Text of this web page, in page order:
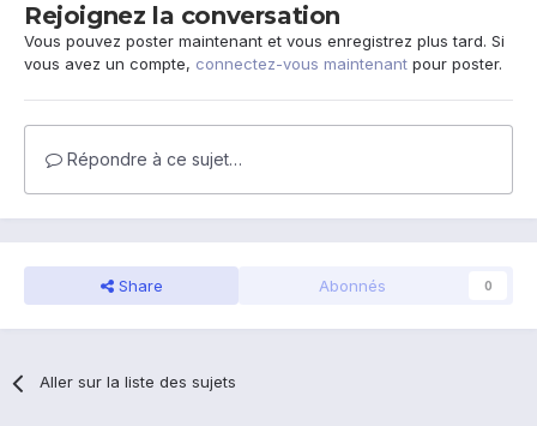
Rejoignez la conversation
Vous pouvez poster maintenant et vous enregistrez plus tard. Si
vous avez un compte, connectez-vous maintenant pour poster.
Répondre à ce sujet…
Share Abonnés 0
Aller sur la liste des sujets